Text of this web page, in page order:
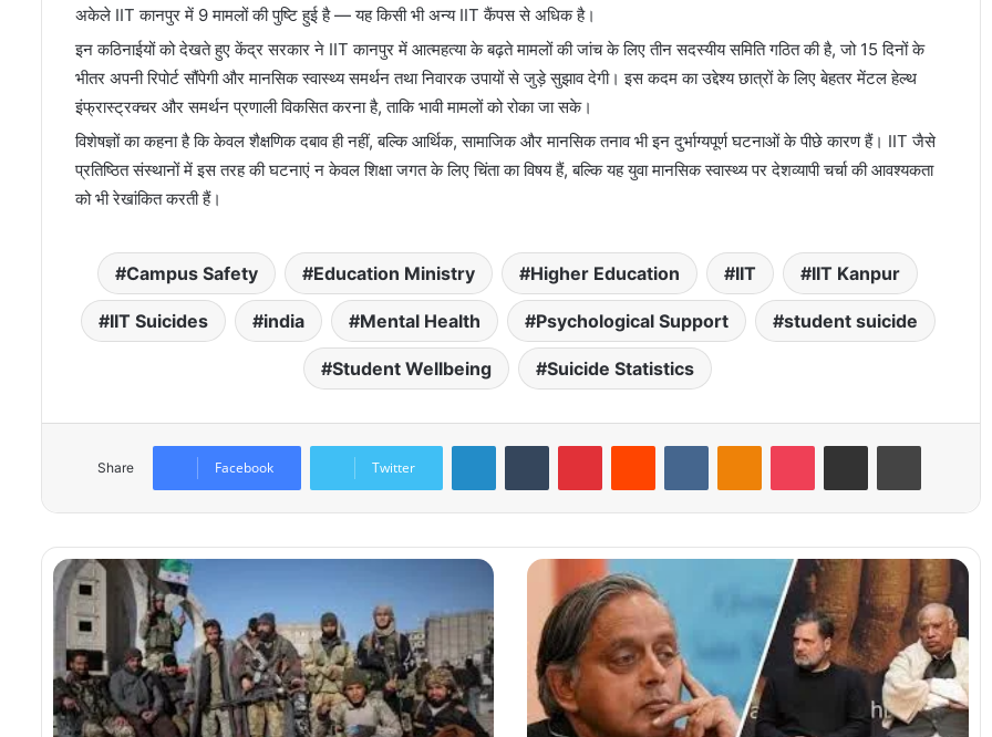
अकेले IIT कानपुर में 9 मामलों की पुष्टि हुई है — यह किसी भी अन्य IIT कैंपस से अधिक है।
इन कठिनाईयों को देखते हुए केंद्र सरकार ने IIT कानपुर में आत्महत्या के बढ़ते मामलों की जांच के लिए तीन सदस्यीय समिति गठित की है, जो 15 दिनों के
भीतर अपनी रिपोर्ट सौंपेगी और मानसिक स्वास्थ्य समर्थन तथा निवारक उपायों से जुड़े सुझाव देगी। इस कदम का उद्देश्य छात्रों के लिए बेहतर मेंटल हेल्थ
इंफ्रास्ट्रक्चर और समर्थन प्रणाली विकसित करना है, ताकि भावी मामलों को रोका जा सके।
विशेषज्ञों का कहना है कि केवल शैक्षणिक दबाव ही नहीं, बल्कि आर्थिक, सामाजिक और मानसिक तनाव भी इन दुर्भाग्यपूर्ण घटनाओं के पीछे कारण हैं। IIT जैसे
प्रतिष्ठित संस्थानों में इस तरह की घटनाएं न केवल शिक्षा जगत के लिए चिंता का विषय हैं, बल्कि यह युवा मानसिक स्वास्थ्य पर देशव्यापी चर्चा की आवश्यकता
को भी रेखांकित करती हैं।
Campus Safety Education Ministry Higher Education IIT IIT Kanpur
IIT Suicides india Mental Health Psychological Support student suicide
Student Wellbeing Suicide Statistics
Share Facebook Twitter